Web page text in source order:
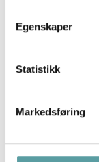
Egenskaper
Statistikk
Markedsføring
Hytter
salgs i